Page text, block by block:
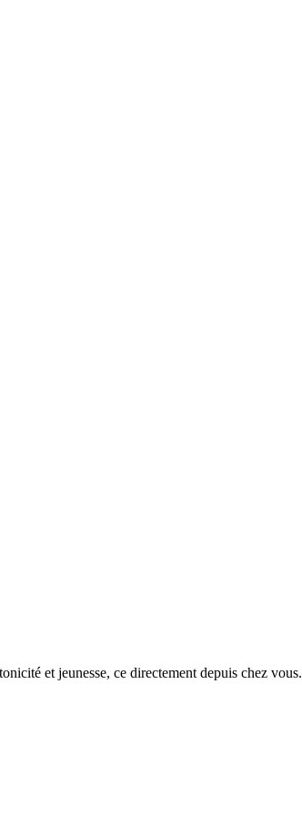
et jeunesse, ce directement depuis chez vous.